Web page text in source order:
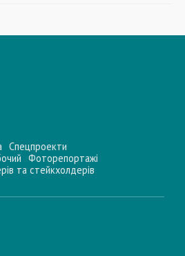
Спецпроекти
Фоторепортажі
та стейкхолдерiв